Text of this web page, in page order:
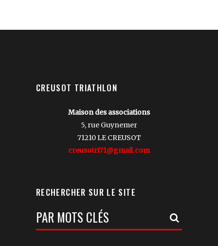
CREUSOT TRIATHLON
Maison des associations
5, rue Guynemer
71210 LE CREUSOT
creusotri71@gmail.com
RECHERCHER SUR LE SITE
Votre
Recherche: